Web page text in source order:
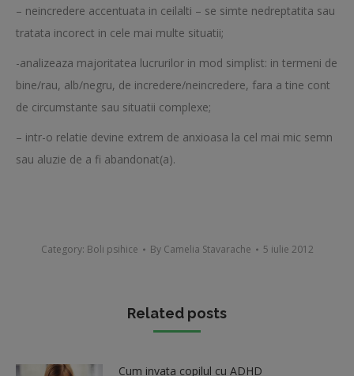
– neincredere accentuata in ceilalti – se simte nedreptatita sau
tratata incorect in cele mai multe situatii;
-analizeaza majoritatea lucrurilor in mod simplist: in termeni de
bine/rau, alb/negru, de incredere/neincredere, fara a tine cont
de circumstante sau situatii complexe;
– intr-o relatie devine extrem de anxioasa la cel mai mic semn
sau aluzie de a fi abandonat(a).
Category: Boli psihice By Camelia Stavarache 5 iulie 2012
Related posts
Cum invata copilul cu ADHD